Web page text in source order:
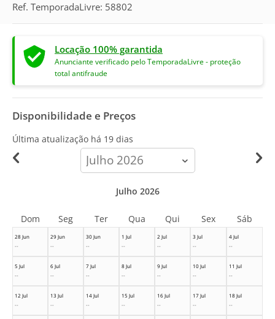
Ref. TemporadaLivre: 58802
Locação 100% garantida
Anunciante verificado pelo TemporadaLivre - proteção
total antifraude
Disponibilidade e Preços
Última atualização há 19 dias
calendar-
month
28 Jun
--
29 Jun
--
30 Jun
--
1 Jul
--
2 Jul
--
3 Jul
--
4 Jul
--
5 Jul
--
6 Jul
--
7 Jul
--
8 Jul
--
9 Jul
--
10 Jul
--
11 Jul
--
12 Jul
--
13 Jul
--
14 Jul
--
15 Jul
--
16 Jul
--
17 Jul
--
18 Jul
--
Julho 2026
Dom Seg Ter Qua Qui Sex Sáb